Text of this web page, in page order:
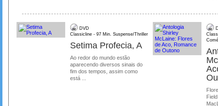
DVD
Classicline - 97 Min. Suspense/Thriller
Setima Profecia, A
Ao redor do mundo estão
aparecendo diversos sinais do
fim dos tempos, assim como
está ...